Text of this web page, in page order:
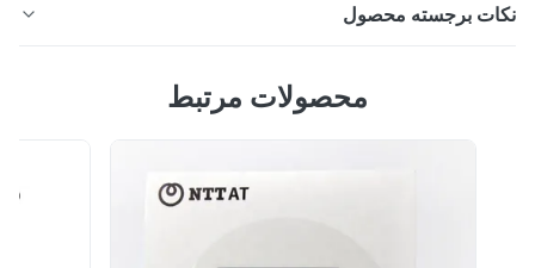
برجسته محصول
محصولات مرتبط